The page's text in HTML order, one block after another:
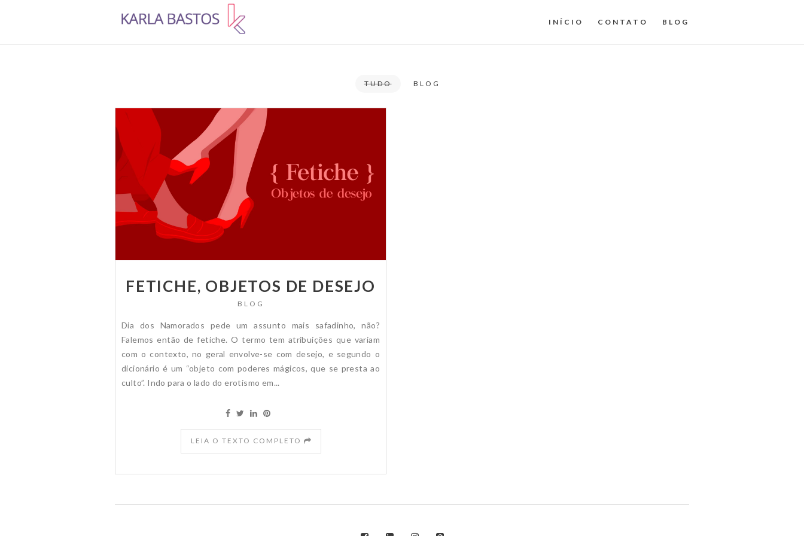
INÍCIO CONTATO BLOG
TUDO BLOG
FETICHE, OBJETOS DE DESEJO
BLOG
Dia dos Namorados pede um assunto mais safadinho, não?
Falemos então de fetiche. O termo tem atribuições que variam
com o contexto, no geral envolve-se com desejo, e segundo o
dicionário é um “objeto com poderes mágicos, que se presta ao
culto”. Indo para o lado do erotismo em...
LEIA O TEXTO COMPLETO